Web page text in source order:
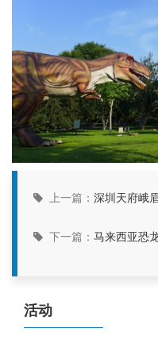
上一篇： 深圳天府峨
下一篇： 马来西亚恐
活动